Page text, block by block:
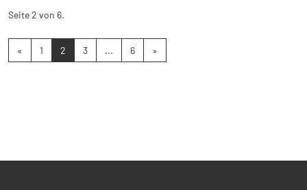
Seite 2 von 6.
« 1 2 3 ... 6 »